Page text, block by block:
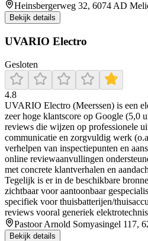
Heinsbergerweg 32, 6074 AD
Bekijk details
UVARIO Electro
Gesloten
4.8
UVARIO Electro (Meerssen) is een
zeer hoge klantscore op Google (5,0
reviews die wijzen op professionele
communicatie en zorgvuldig werk
verhelpen van inspectiepunten en
online reviewaanvullingen
met concrete klantverhalen en
Tegelijk is er in de beschikbare
zichtbaar voor aantoonbaar
specifiek voor thuisbatterijen/
reviews vooral generiek
Pastoor Arnold Somyasingel 117,
Bekijk details